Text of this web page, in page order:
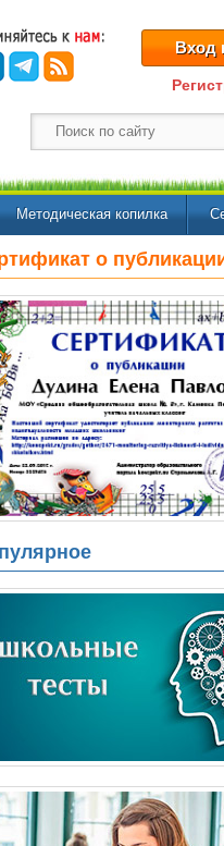
Вход
Методическая копилка
о